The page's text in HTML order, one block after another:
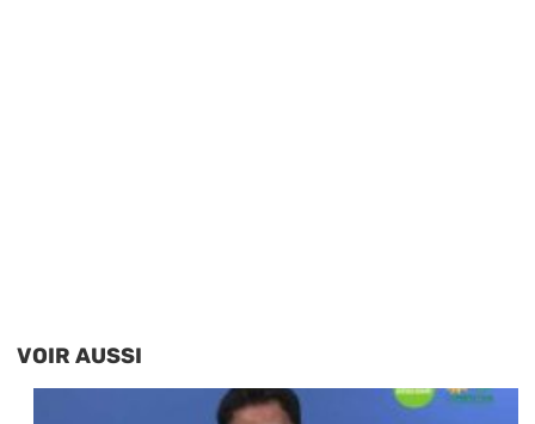
VOIR AUSSI